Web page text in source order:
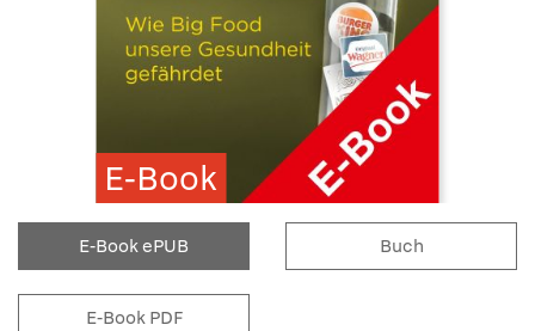
E-Book
E-Book ePUB Buch
E-Book PDF